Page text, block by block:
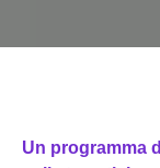
Un programma